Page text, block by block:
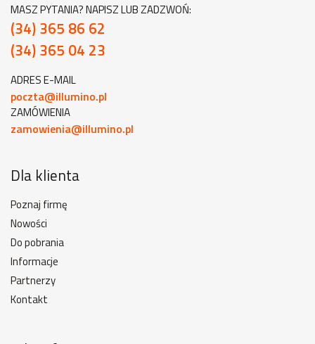
MASZ PYTANIA? NAPISZ LUB ZADZWOŃ:
(34) 365 86 62
(34) 365 04 23
ADRES E-MAIL
poczta@illumino.pl
ZAMÓWIENIA
zamowienia@illumino.pl
Dla klienta
Poznaj firmę
Nowości
Do pobrania
Informacje
Partnerzy
Kontakt